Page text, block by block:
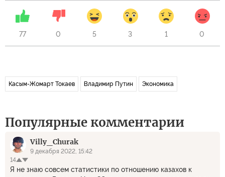
77 0 5 3 1 0
Касым-Жомарт Токаев Владимир Путин Экономика
Популярные комментарии
Villy_Churak
9 декабря 2022, 15:42
14
Я не знаю совсем статистики по отношению казахов к